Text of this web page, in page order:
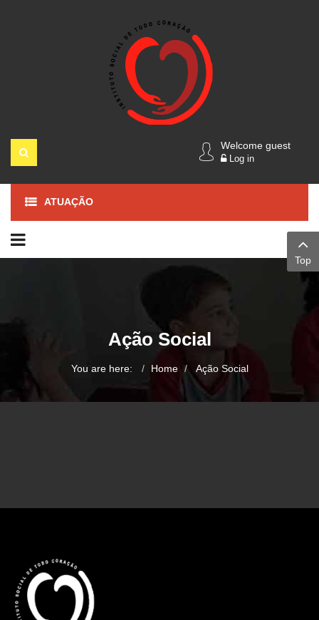
Welcome guest
Log in
ATUAÇÃO
Ação Social
You are here: Home Ação Social
Top